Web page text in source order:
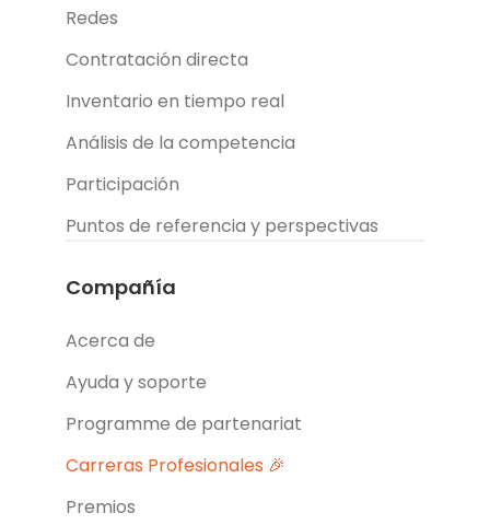
Redes
Contratación directa
Inventario en tiempo real
Análisis de la competencia
Participación
Puntos de referencia y perspectivas
Compañía
Acerca de
Ayuda y soporte
Programme de partenariat
Carreras Profesionales 🎉
Premios